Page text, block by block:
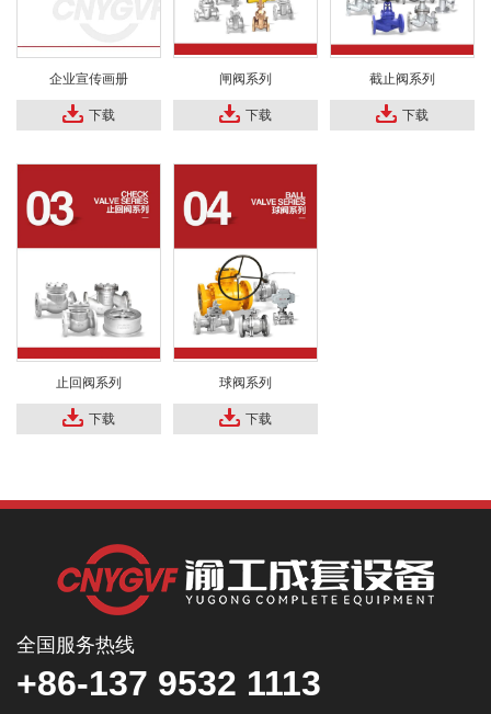
企业宣传画册
下载
闸阀系列
下载
截止阀系列
下载
止回阀系列
下载
球阀系列
下载
全国服务热线
+86-137 9532 1113